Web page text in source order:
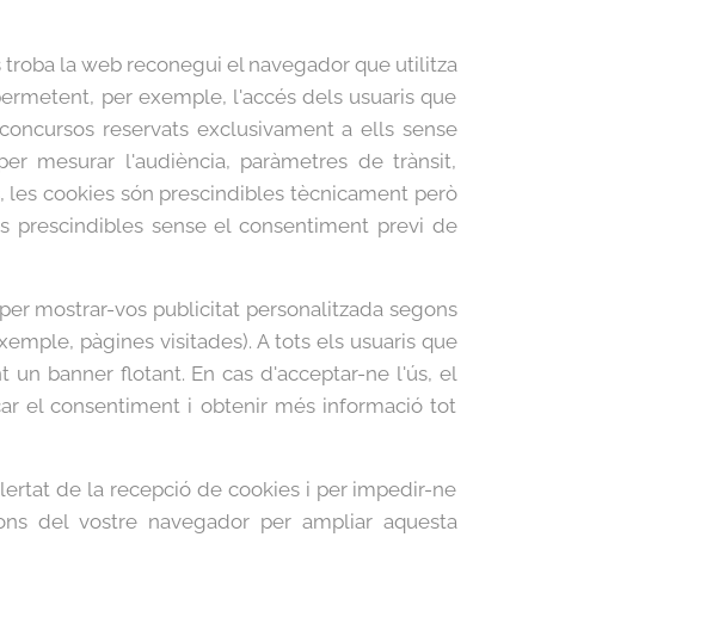
la web reconegui el navegador que utilitza
per exemple, l'accés dels usuaris que
reservats exclusivament a ells sense
mesurar l'audiència, paràmetres de trànsit,
les cookies són prescindibles tècnicament però
prescindibles sense el consentiment previ de
mostrar-vos publicitat personalitzada segons
pàgines visitades). A tots els usuaris que
banner flotant. En cas d'acceptar-ne l'ús, el
el consentiment i obtenir més informació tot
de la recepció de cookies i per impedir-ne
del vostre navegador per ampliar aquesta